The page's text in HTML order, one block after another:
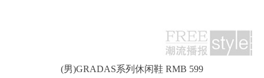
(男)GRADAS系列休闲鞋 RMB 599